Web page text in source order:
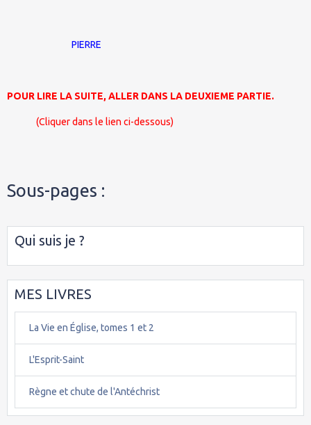
PIERRE
POUR LIRE LA SUITE, ALLER DANS LA DEUXIEME PARTIE.
(Cliquer dans le lien ci-dessous)
Sous-pages :
Qui suis je ?
MES LIVRES
La Vie en Église, tomes 1 et 2
L'Esprit-Saint
Règne et chute de l'Antéchrist